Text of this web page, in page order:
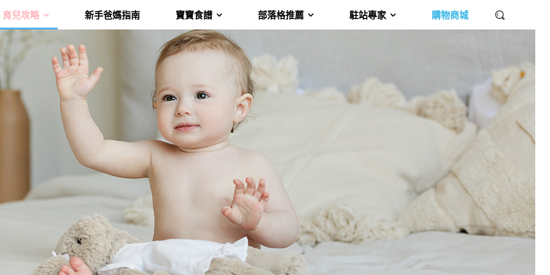
育兒攻略 新手爸媽指南 寶寶食譜 部落格推薦 駐站專家 購物商城